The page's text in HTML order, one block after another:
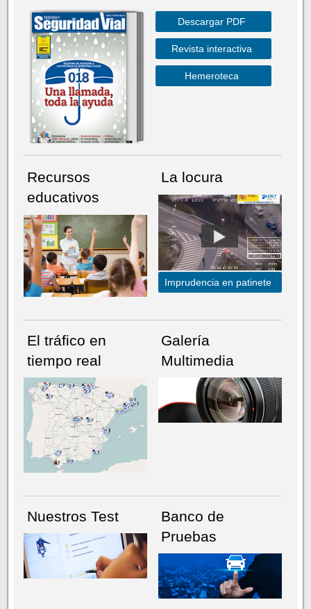
NÚMERO ACTUALHEMEROTECA
Descargar PDF
Revista interactiva
Hemeroteca
Recursos
educativos
La locura
Imprudencia en patinete
El tráfico en
tiempo real
Galería
Multimedia
Nuestros Test
Banco de
Pruebas